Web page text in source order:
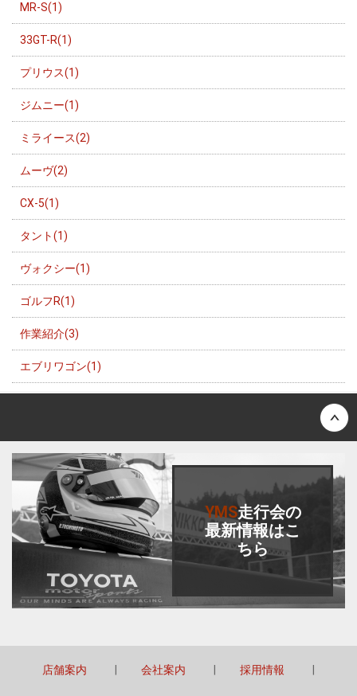
MR-S(1)
33GT-R(1)
プリウス(1)
ジムニー(1)
ミライース(2)
ムーヴ(2)
CX-5(1)
タント(1)
ヴォクシー(1)
ゴルフR(1)
作業紹介(3)
エブリワゴン(1)
YMS走行会の
最新情報はこ
ちら
店舗案内 会社案内 採用情報